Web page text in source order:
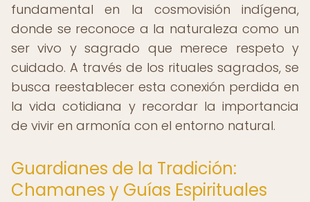
fundamental en la cosmovisión indígena,
donde se reconoce a la naturaleza como un
ser vivo y sagrado que merece respeto y
cuidado. A través de los rituales sagrados, se
busca reestablecer esta conexión perdida en
la vida cotidiana y recordar la importancia
de vivir en armonía con el entorno natural.
Guardianes de la Tradición:
Chamanes y Guías Espirituales